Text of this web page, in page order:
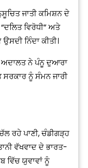
ਜਾਤੀ ਕਮਿਸ਼ਨ ਦੇ
ਵਿਰੋਧੀ” ਅਤੇ
ਨਿੰਦਾ ਕੀਤੀ।
ਅਦਾਲਤ ਨੇ ਪੰਨੂ ਦੁਆਰਾ
ਨੂੰ ਸੰਮਨ ਜਾਰੀ
ਰਹੇ ਪਾਣੀ, ਚੰਡੀਗੜ੍ਹ
ਵੱਖਵਾਦ ਦੇ ਭਾਰਤ-
ਵਿੱਚ ਯੁਵਾਵਾਂ ਨੂੰ